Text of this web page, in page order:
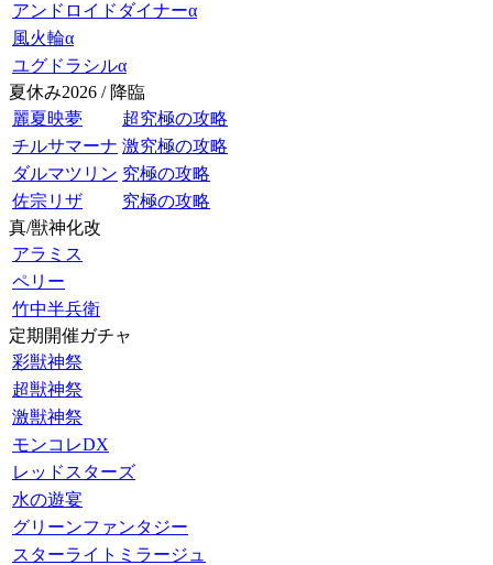
アンドロイドダイナーα
風火輪α
ユグドラシルα
夏休み2026 / 降臨
麗夏映夢
超究極の攻略
チルサマーナ 激究極の攻略
ダルマツリン 究極の攻略
佐宗リザ
究極の攻略
真/獣神化改
アラミス
ペリー
竹中半兵衛
定期開催ガチャ
彩獣神祭
超獣神祭
激獣神祭
モンコレDX
レッドスターズ
水の遊宴
グリーンファンタジー
スターライトミラージュ